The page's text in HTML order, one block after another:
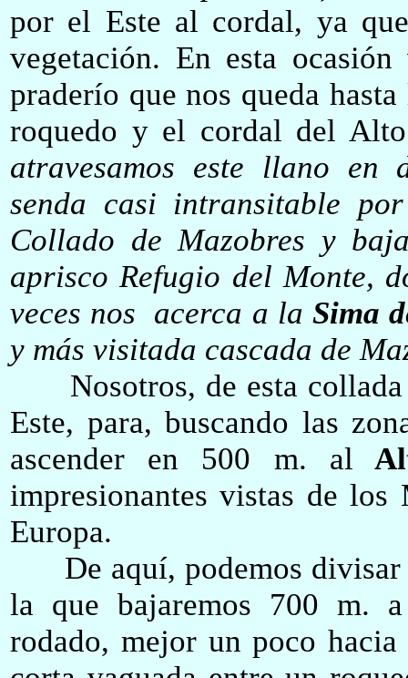
por el Este al cordal, ya
vegetación. En esta
praderío que nos queda
roquedo y el cordal del
atravesamos este llano en
senda casi intransitable
Collado de Mazobres y
aprisco Refugio del Monte,
veces nos acerca a la Sima
y más visitada cascada de
Nosotros, de esta collada
Este, para, buscando las
ascender en 500 m. al
impresionantes vistas de
Europa.
De aquí, podemos divisar
la que bajaremos 700 m.
rodado, mejor un poco